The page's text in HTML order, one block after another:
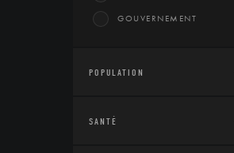
GOUVERNEMENT
POPULATION
SANTÉ